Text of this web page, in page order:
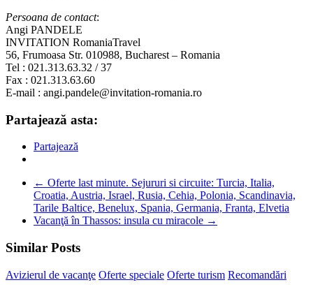
Persoana de contact:
Angi PANDELE
INVITATION RomaniaTravel
56, Frumoasa Str. 010988, Bucharest – Romania
Tel : 021.313.63.32 / 37
Fax : 021.313.63.60
E-mail : angi.pandele@invitation-romania.ro
Partajează asta:
Partajează
← Oferte last minute. Sejururi si circuite: Turcia, Italia,
Croatia, Austria, Israel, Rusia, Cehia, Polonia, Scandinavia,
Tarile Baltice, Benelux, Spania, Germania, Franta, Elvetia
Vacanţă în Thassos: insula cu miracole →
Similar Posts
Avizierul de vacanţe Oferte speciale Oferte turism Recomandări